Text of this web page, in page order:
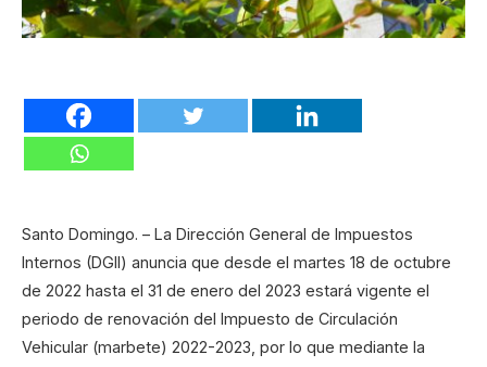
Santo Domingo. – ​La Dirección General de Impuestos
Internos (DGII) anuncia que desde el martes 18 de octubre
de 2022 hasta el 31 de enero del 2023 estará vigente el
periodo de renovación del Impuesto de Circulación
Vehicular (marbete) 2022-2023, por lo que mediante la